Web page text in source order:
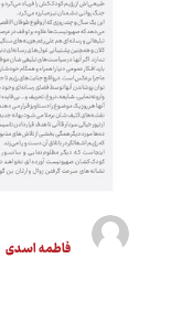
فاطمه اسدی